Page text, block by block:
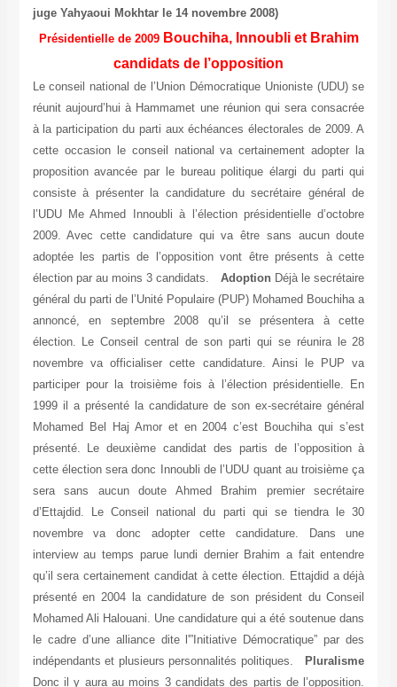
juge Yahyaoui Mokhtar le 14 novembre 2008)
Présidentielle de 2009Bouchiha, Innoubli et Brahim
candidats de l’opposition
Le conseil national de l’Union Démocratique Unioniste (UDU) se
réunit aujourd’hui à Hammamet une réunion qui sera consacrée
à la participation du parti aux échéances électorales de 2009. A
cette occasion le conseil national va certainement adopter la
proposition avancée par le bureau politique élargi du parti qui
consiste à présenter la candidature du secrétaire général de
l’UDU Me Ahmed Innoubli à l’élection présidentielle d’octobre
2009. Avec cette candidature qui va être sans aucun doute
adoptée les partis de l’opposition vont être présents à cette
élection par au moins 3 candidats. Adoption Déjà le secrétaire
général du parti de l’Unité Populaire (PUP) Mohamed Bouchiha a
annoncé, en septembre 2008 qu’il se présentera à cette
élection. Le Conseil central de son parti qui se réunira le 28
novembre va officialiser cette candidature. Ainsi le PUP va
participer pour la troisième fois à l’élection présidentielle. En
1999 il a présenté la candidature de son ex-secrétaire général
Mohamed Bel Haj Amor et en 2004 c’est Bouchiha qui s’est
présenté. Le deuxième candidat des partis de l’opposition à
cette élection sera donc Innoubli de l’UDU quant au troisième ça
sera sans aucun doute Ahmed Brahim premier secrétaire
d’Ettajdid. Le Conseil national du parti qui se tiendra le 30
novembre va donc adopter cette candidature. Dans une
interview au temps parue lundi dernier Brahim a fait entendre
qu’il sera certainement candidat à cette élection. Ettajdid a déjà
présenté en 2004 la candidature de son président du Conseil
Mohamed Ali Halouani. Une candidature qui a été soutenue dans
le cadre d’une alliance dite l'”Initiative Démocratique” par des
indépendants et plusieurs personnalités politiques.
Pluralisme
Donc il y aura au moins 3 candidats des partis de l’opposition.